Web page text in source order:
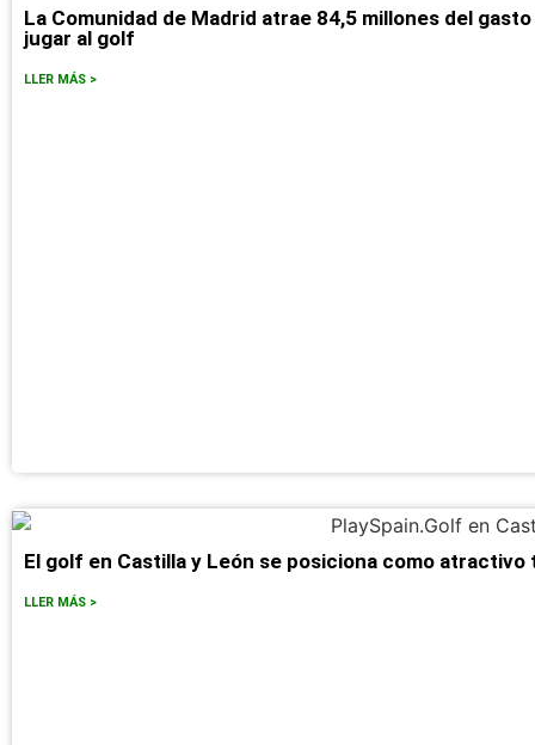
La Comunidad de Madrid atrae 84,5 millones del
jugar al golf
LLER MÁS >
El golf en Castilla y León se posiciona como
LLER MÁS >